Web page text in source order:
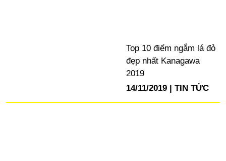
Top 10 điểm ngắm lá đỏ
đẹp nhất Kanagawa
2019
14/11/2019
TIN TỨC